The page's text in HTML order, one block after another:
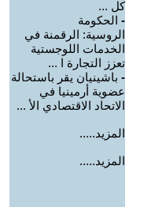
كل ...
- الحكومة
الروسية: الرقمنة في
الخدمات اللوجستية
تعزز التجارة ا ...
- باشينيان يقر باستحالة
عضوية أرمينيا في
الاتحاد الاقتصادي الأ ...
المزيد.....
المزيد.....